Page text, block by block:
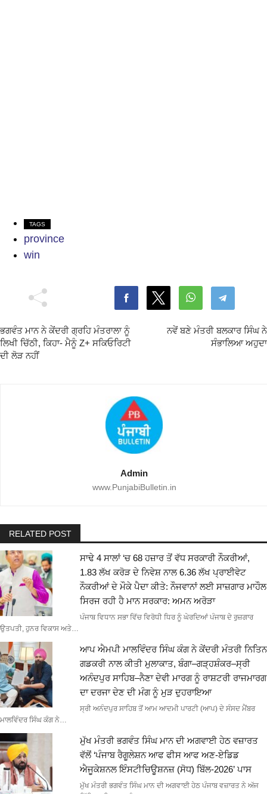
TAGS
province
win
ਭਗਵੰਤ ਮਾਨ ਨੇ ਕੇਂਦਰੀ ਗ੍ਰਹਿ ਮੰਤਰਾਲਾ ਨੂੰ
ਲਿਖੀ ਚਿੱਠੀ, ਕਿਹਾ- ਮੈਨੂੰ Z+ ਸਕਿਓਰਿਟੀ
ਦੀ ਲੋੜ ਨਹੀਂ
ਨਵੇਂ ਬਣੇ ਮੰਤਰੀ ਬਲਕਾਰ ਸਿੰਘ ਨੇ
ਸੰਭਾਲਿਆ ਅਹੁਦਾ
Admin
www.PunjabiBulletin.in
RELATED POST
ਸਾਢੇ 4 ਸਾਲਾਂ ‘ਚ 68 ਹਜ਼ਾਰ ਤੋਂ ਵੱਧ ਸਰਕਾਰੀ ਨੌਕਰੀਆਂ,
1.83 ਲੱਖ ਕਰੋੜ ਦੇ ਨਿਵੇਸ਼ ਨਾਲ 6.36 ਲੱਖ ਪ੍ਰਾਈਵੇਟ
ਨੌਕਰੀਆਂ ਦੇ ਮੌਕੇ ਪੈਦਾ ਕੀਤੇ: ਨੌਜਵਾਨਾਂ ਲਈ ਸਾਜ਼ਗਾਰ ਮਾਹੌਲ
ਸਿਰਜ ਰਹੀ ਹੈ ਮਾਨ ਸਰਕਾਰ: ਅਮਨ ਅਰੋੜਾ
ਪੰਜਾਬ ਵਿਧਾਨ ਸਭਾ ਵਿੱਚ ਵਿਰੋਧੀ ਧਿਰ ਨੂੰ ਘੇਰਦਿਆਂ ਪੰਜਾਬ ਦੇ ਰੁਜ਼ਗਾਰ
ਉਤਪਤੀ, ਹੁਨਰ ਵਿਕਾਸ ਅਤੇ…
ਆਪ ਐਮਪੀ ਮਾਲਵਿੰਦਰ ਸਿੰਘ ਕੰਗ ਨੇ ਕੇਂਦਰੀ ਮੰਤਰੀ ਨਿਤਿਨ
ਗਡਕਰੀ ਨਾਲ ਕੀਤੀ ਮੁਲਾਕਾਤ, ਬੰਗਾ–ਗੜ੍ਹਸ਼ੰਕਰ–ਸ੍ਰੀ
ਅਨੰਦਪੁਰ ਸਾਹਿਬ–ਨੈਣਾ ਦੇਵੀ ਮਾਰਗ ਨੂੰ ਰਾਸ਼ਟਰੀ ਰਾਜਮਾਰਗ
ਦਾ ਦਰਜਾ ਦੇਣ ਦੀ ਮੰਗ ਨੂੰ ਮੁੜ ਦੁਹਰਾਇਆ
ਸ੍ਰੀ ਅਨੰਦਪੁਰ ਸਾਹਿਬ ਤੋਂ ਆਮ ਆਦਮੀ ਪਾਰਟੀ (ਆਪ) ਦੇ ਸੰਸਦ ਮੈਂਬਰ
ਮਾਲਵਿੰਦਰ ਸਿੰਘ ਕੰਗ ਨੇ…
ਮੁੱਖ ਮੰਤਰੀ ਭਗਵੰਤ ਸਿੰਘ ਮਾਨ ਦੀ ਅਗਵਾਈ ਹੇਠ ਵਜ਼ਾਰਤ
ਵੱਲੋਂ ‘ਪੰਜਾਬ ਰੈਗੂਲੇਸ਼ਨ ਆਫ ਫੀਸ ਆਫ ਅਣ-ਏਡਿਡ
ਐਜੂਕੇਸ਼ਨਲ ਇੰਸਟੀਚਿਊਸ਼ਨਜ਼ (ਸੋਧ) ਬਿੱਲ-2026’ ਪਾਸ
ਮੁੱਖ ਮੰਤਰੀ ਭਗਵੰਤ ਸਿੰਘ ਮਾਨ ਦੀ ਅਗਵਾਈ ਹੇਠ ਪੰਜਾਬ ਵਜ਼ਾਰਤ ਨੇ ਅੱਜ